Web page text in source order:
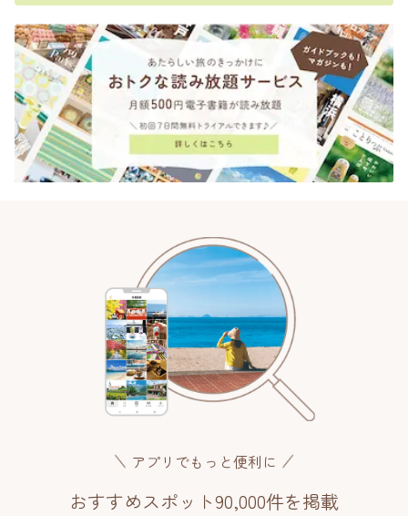
アプリでもっと便利に
おすすめスポット90,000件を掲載